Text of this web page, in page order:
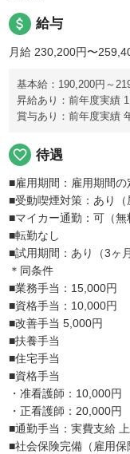
attach_money 給与
月給 230,200円〜
基本給：190,200円～
昇給あり：前年度実績
賞与あり：前年度実績
favorite_border 待遇
■雇用期間：雇用期間の
■受動喫煙対策：あり（
■マイカー通勤：可（無
■転勤なし
■試用期間：あり（3ヶ月
＊同条件
■業務手当：15,000円
■資格手当：10,000円
■改善手当 5,000円
■扶養手当
■住宅手当
■資格手当
・准看護師：10,000円
・正看護師：20,000円
■通勤手当：実費支給
■社会保険完備（雇用保